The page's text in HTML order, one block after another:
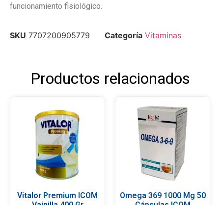
funcionamiento fisiológico.
SKU 7707200905779 Categoría Vitaminas
Productos relacionados
Vitalor Premium ICOM
Omega 369 1000 Mg 50